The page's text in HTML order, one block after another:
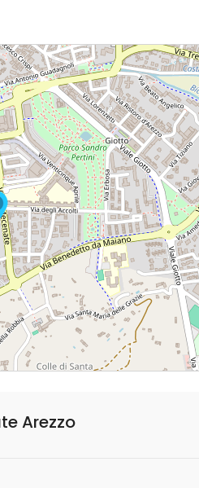
Arezzo